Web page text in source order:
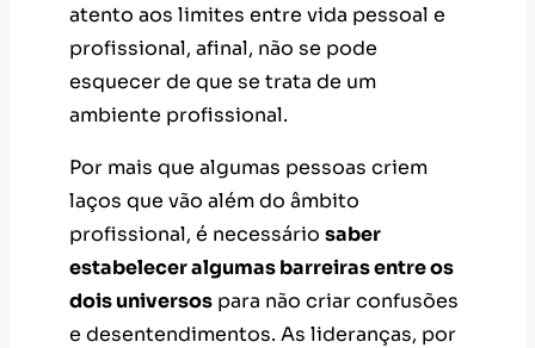
atento aos limites entre vida pessoal e
profissional, afinal, não se pode
esquecer de que se trata de um
ambiente profissional.
Por mais que algumas pessoas criem
laços que vão além do âmbito
profissional, é necessário saber
estabelecer algumas barreiras entre os
dois universos para não criar confusões
e desentendimentos. As lideranças, por